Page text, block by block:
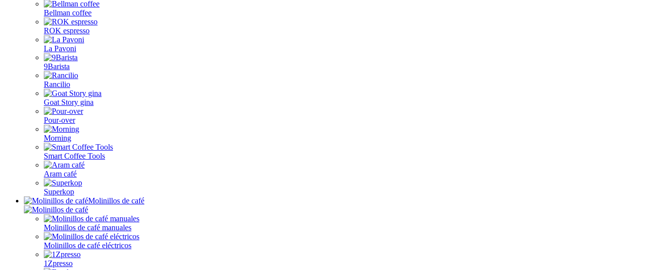
Bellman coffee
ROK espresso
La Pavoni
9Barista
Rancilio
Goat Story gina
Pour-over
Morning
Smart Coffee Tools
Aram café
Superkop
Molinillos de café
Molinillos de café manuales
Molinillos de café eléctricos
1Zpresso